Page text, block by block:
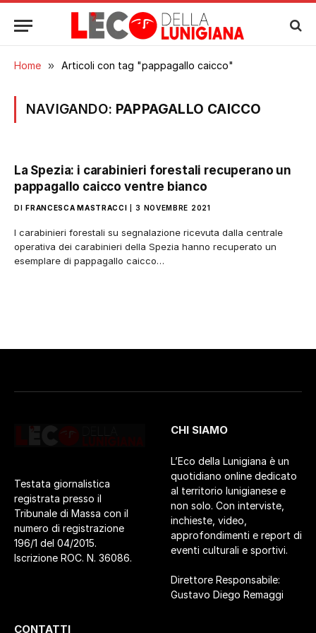
Home » Articoli con tag "pappagallo caicco"
NAVIGANDO: PAPPAGALLO CAICCO
La Spezia: i carabinieri forestali recuperano un
pappagallo caicco ventre bianco
DI FRANCESCA MASTRACCI 3 NOVEMBRE 2021
I carabinieri forestali su segnalazione ricevuta dalla centrale
operativa dei carabinieri della Spezia hanno recuperato un
esemplare di pappagallo caicco…
Testata giornalistica
registrata presso il
Tribunale di Massa con il
numero di registrazione
196/1 del 04/2015.
Iscrizione ROC. N. 36086.
CHI SIAMO
L’Eco della Lunigiana è un
quotidiano online dedicato
al territorio lunigianese e
non solo. Con interviste,
inchieste, video,
approfondimenti e report di
eventi culturali e sportivi.
Direttore Responsabile:
Gustavo Diego Remaggi
CONTATTI